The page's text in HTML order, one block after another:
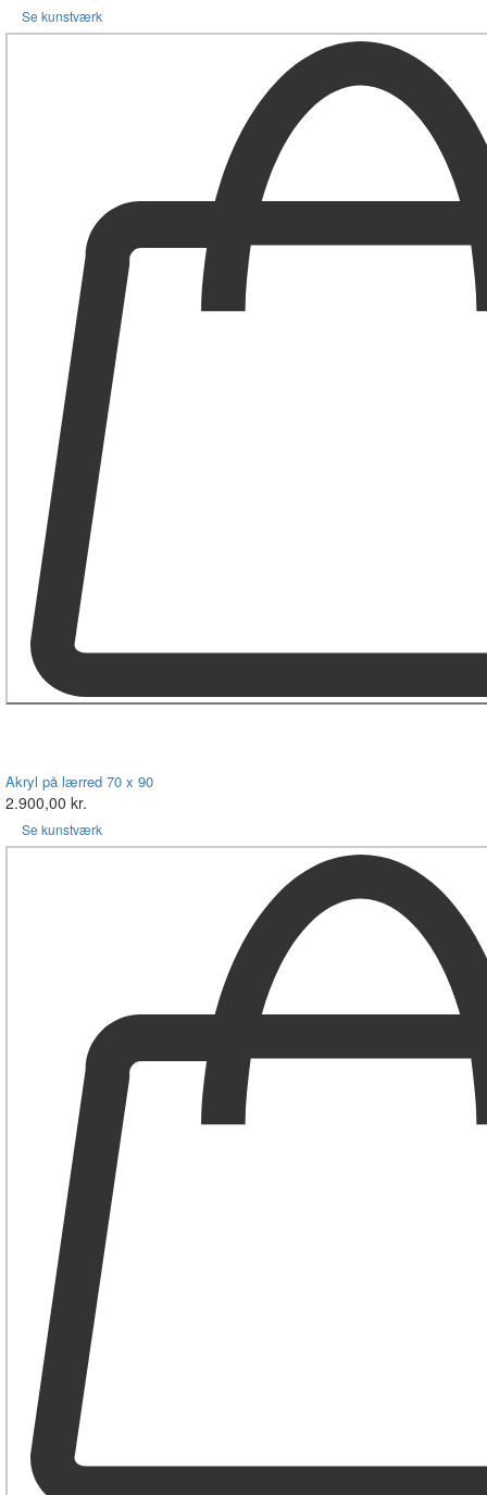
Se kunstværk
Akryl på lærred 70 x 90
2.900,00 kr.
Se kunstværk